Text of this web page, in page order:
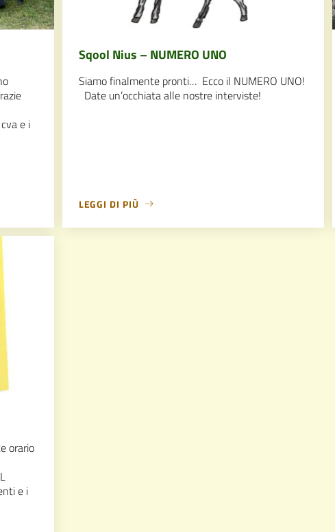
e i
Sqool Nius – NUMERO UNO
Siamo finalmente pronti… Ecco il NUMERO UNO!
Date un’occhiata alle nostre interviste!
LEGGI DI PIÙ
orario
e i